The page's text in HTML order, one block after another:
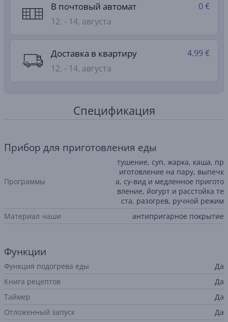
В почтовый автомат
12. - 14. августа
0 €
Доставка в квартиру
12. - 14. августа
4.99 €
Спецификация
Прибор для приготовления еды
Программы
тушение, суп, жарка, каша, пр
иготовление на пару, выпечк
а, су-вид и медленное пригото
вление, йогурт и расстойка те
ста, разогрев, ручной режим
Материал чаши
антипригарное покрытие
Функции
Функция подогрева еды
Да
Книга рецептов
Да
Таймер
Да
Отложенный запуск
Да